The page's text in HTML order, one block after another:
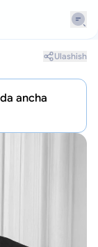
Ulashish
ancha